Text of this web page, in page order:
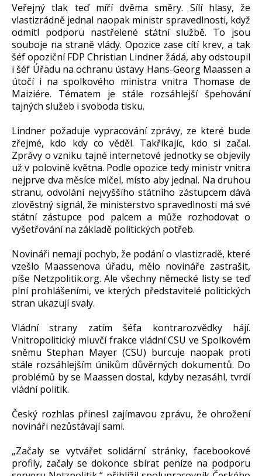
Veřejný tlak teď míří dvěma směry. Sílí hlasy, že
vlastizrádně jednal naopak ministr spravedlnosti, když
odmítl podporu nastřelené státní službě. To jsou
souboje na straně vlády. Opozice zase cítí krev, a tak
šéf opoziční FDP Christian Lindner žádá, aby odstoupil
i šéf Úřadu na ochranu ústavy Hans-Georg Maassen a
útočí i na spolkového ministra vnitra Thomase de
Maiziére. Tématem je stále rozsáhlejší špehování
tajných služeb i svoboda tisku.
Lindner požaduje vypracování zprávy, ze které bude
zřejmé, kdo kdy co věděl. Takříkajíc, kdo si začal.
Zprávy o vzniku tajné internetové jednotky se objevily
už v polovině května. Podle opozice tedy ministr vnitra
nejprve dva měsíce mlčel, místo aby jednal. Na druhou
stranu, odvolání nejvyššího státního zástupcem dává
zlověstný signál, že ministerstvo spravedlnosti má své
státní zástupce pod palcem a může rozhodovat o
vyšetřování na základě politických potřeb.
Novináři nemají pochyb, že podání o vlastizradě, které
vzešlo Maassenova úřadu, mělo novináře zastrašit,
píše Netzpolitik.org. Ale všechny německé listy se teď
plní prohlášeními, ve kterých představitelé politických
stran ukazují svaly.
Vládní strany zatím šéfa kontrarozvědky hájí.
Vnitropolitický mluvčí frakce vládní CSU ve Spolkovém
sněmu Stephan Mayer (CSU) burcuje naopak proti
stále rozsáhlejším únikům důvěrných dokumentů. Do
problémů by se Maassen dostal, kdyby nezasáhl, tvrdí
vládní politik.
Český rozhlas přinesl zajímavou zprávu, že ohrožení
novináři nezůstávají sami.
„Začaly se vytvářet solidární stránky, facebookové
profily, začaly se dokonce sbírat peníze na podporu